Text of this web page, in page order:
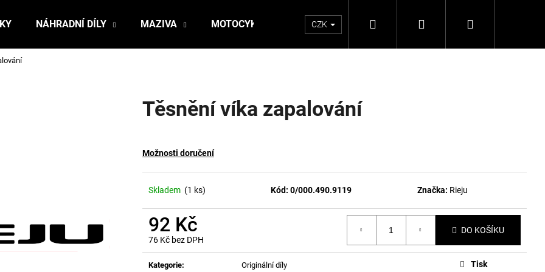
NÁHRADNÍ DÍLY MAZIVA MOTOCYKLY CZK Hledat PřihlášeníNákupní
Těsnění víka zapalování
Možnosti doručení
Skladem (1 ks) Kód: 0/000.490.9119 Značka: Rieju
92 Kč
76 Kč bez DPH
Měrná
cena:
DO KOŠÍKU
Kategorie:
Originální díly
Tisk
Co potřebujete najít?
HLEDAT